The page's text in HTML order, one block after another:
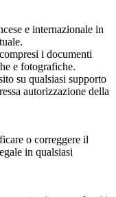
e internazionale in
i documenti
e fotografiche.
su qualsiasi supporto
autorizzazione della
o correggere il
in qualsiasi